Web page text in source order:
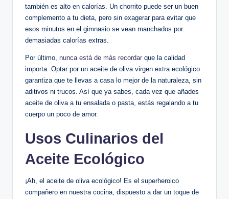
también es alto en calorías. Un chorrito puede ser un buen
complemento a tu dieta, pero sin exagerar para evitar que
esos minutos en el gimnasio se vean manchados por
demasiadas calorías extras.
Por último, nunca está de más recordar que la calidad
importa. Optar por un aceite de oliva virgen extra ecológico
garantiza que te llevas a casa lo mejor de la naturaleza, sin
aditivos ni trucos. Así que ya sabes, cada vez que añades
aceite de oliva a tu ensalada o pasta, estás regalando a tu
cuerpo un poco de amor.
Usos Culinarios del
Aceite Ecológico
¡Ah, el aceite de oliva ecológico! Es el superheroico
compañero en nuestra cocina, dispuesto a dar un toque de